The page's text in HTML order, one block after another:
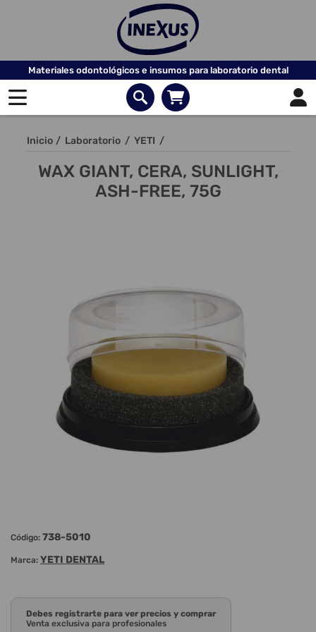
Materiales odontológicos e insumos para laboratorio dental
Inicio / Laboratorio / YETI /
WAX GIANT, CERA, SUNLIGHT,
ASH-FREE, 75G
Código: 738-5010
Marca: YETI DENTAL
Debes registrarte para ver precios y comprar
Venta exclusiva para profesionales